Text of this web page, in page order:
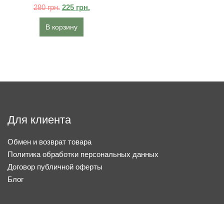
280грн. 225 грн.
В корзину
Для клиента
Обмен и возврат товара
Политика обработки персональных данных
Договор публичной оферты
Блог